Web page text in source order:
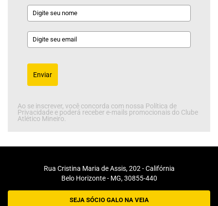
Enviar
Ao se inscrever, você concorda com nossa Política de
Privacidade e poderá receber e-mails promocionais do Clube
Atlético Mineiro.
Rua Cristina Maria de Assis, 202 - Califórnia
Belo Horizonte - MG, 30855-440
SEJA SÓCIO GALO NA VEIA